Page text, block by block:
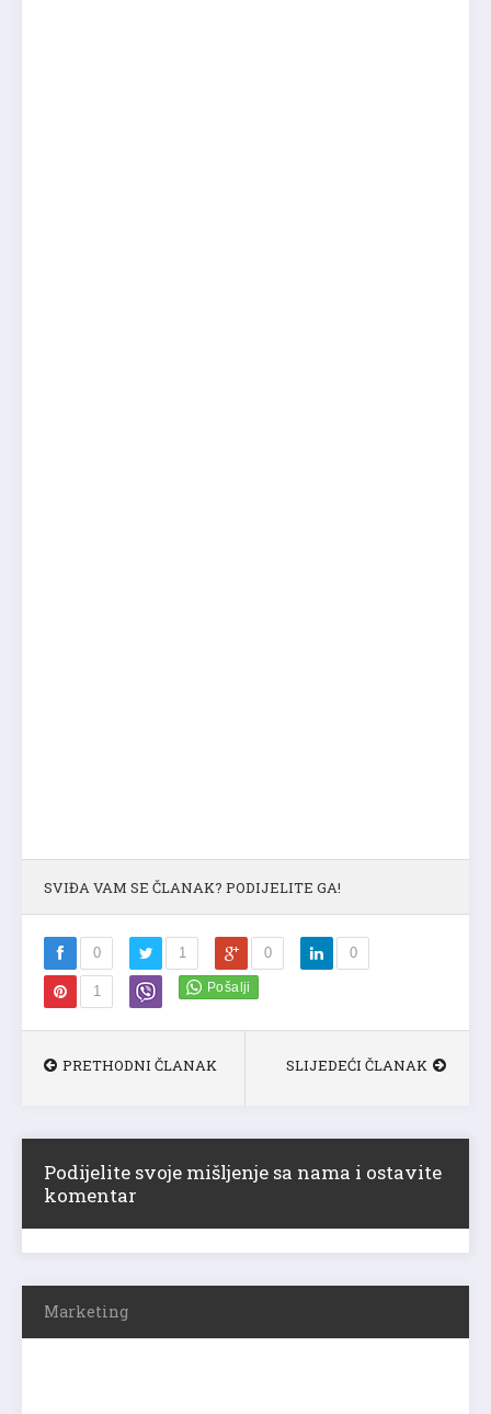
SVIĐA VAM SE ČLANAK? PODIJELITE GA!
0 1 0 0
1
PRETHODNI ČLANAK SLIJEDEĆI ČLANAK
Podijelite svoje mišljenje sa nama i ostavite
komentar
Marketing